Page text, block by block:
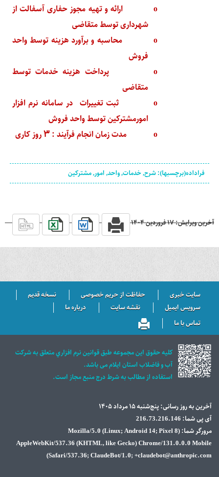
o
ارائه و تهیه مجوز حفاری آسفالت از
شهرداری توسط متقاضی
o
محاسبه و برآورد هزینه توسط واحد
فروش
o
پرداخت هزینه خدمات توسط
متقاضی
o
ثبت تغییرات در سامانه نرم افزار
امورمشترکین توسط واحد فروش
o
مدت زمان انجام فرآیند : 3 روز کاری
فراداده(برچسبها): شرح, خدمات, واحد, امور, مشترکین
آخرین ویرایش: ۱۷ فروردين ۱۴۰۴
سایت خبری حفاظت از حریم خصوصی
نسخه قدیم
سرویس ایمیل
نقشه سایت
درباره ما
تماس با ما
كليه حقوق اين مجموعه طبق قوانين نرم افزاري متعلق به شركت
آب و فاضلاب استان ايلام می باشد.
استفاده از مطالب به شرط درج منبع مجاز است.
آخرین به روز رسانی: پنج‌شنبه ۱۵ مرداد ۱۴۰۵
آی پی شما: 216.73.216.146
مرورگر شما: Mozilla/5.0 (Linux; Android 14; Pixel 8)
AppleWebKit/537.36 (KHTML, like Gecko) Chrome/131.0.0.0 Mobile
Safari/537.36; ClaudeBot/1.0; +claudebot@anthropic.com)